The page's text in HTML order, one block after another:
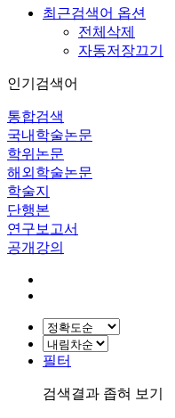
최근검색어 옵션
전체삭제
자동저장끄기
인기검색어
통합검색
국내학술논문
학위논문
해외학술논문
학술지
단행본
연구보고서
공개강의
필터
검색결과 좁혀 보기